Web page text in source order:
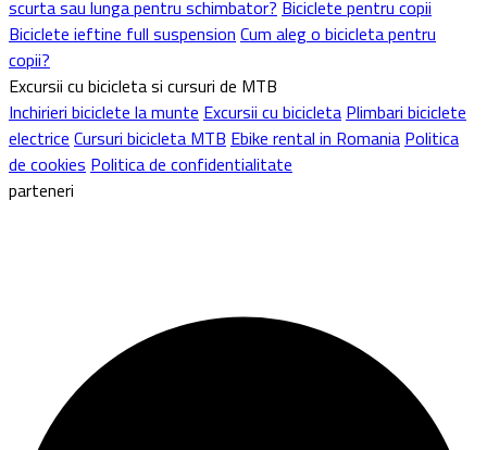
scurta sau lunga pentru schimbator? Biciclete pentru copii
Biciclete ieftine full suspension Cum aleg o bicicleta pentru
copii?
Excursii cu bicicleta si cursuri de MTB
Inchirieri biciclete la munte Excursii cu bicicleta Plimbari biciclete
electrice Cursuri bicicleta MTB Ebike rental in Romania Politica
de cookies Politica de confidentialitate
parteneri